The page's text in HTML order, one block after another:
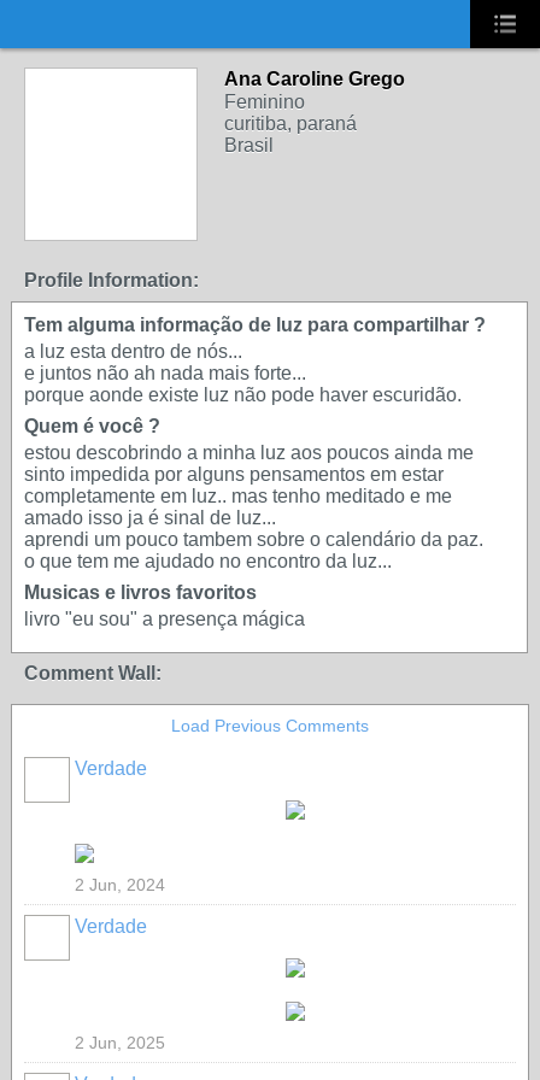
Ana Caroline Grego
Feminino
curitiba, paraná
Brasil
Profile Information:
Tem alguma informação de luz para compartilhar ?
a luz esta dentro de nós...
e juntos não ah nada mais forte...
porque aonde existe luz não pode haver escuridão.
Quem é você ?
estou descobrindo a minha luz aos poucos ainda me
sinto impedida por alguns pensamentos em estar
completamente em luz.. mas tenho meditado e me
amado isso ja é sinal de luz...
aprendi um pouco tambem sobre o calendário da paz.
o que tem me ajudado no encontro da luz...
Musicas e livros favoritos
livro "eu sou" a presença mágica
Comment Wall:
Load Previous Comments
Verdade
2 Jun, 2024
Verdade
2 Jun, 2025